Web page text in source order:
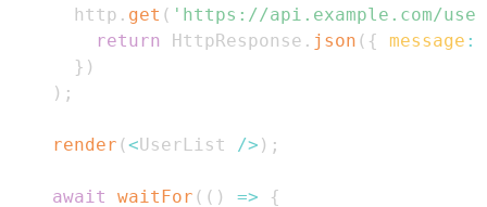
      http
. get ( 'https://api.example.com/
return
HttpResponse . json ( { message :
} )
) ;
render (<UserList /> ) ;
await waitFor ( ( ) =>
{